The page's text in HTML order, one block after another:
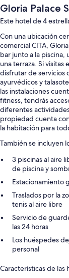
Gloria Palace
Este hotel de 4
Con una ubicación
comercial CITA,
bar junto a la
una terraza. Si visitas
disfrutar de servicios
ayurvédicos y
las instalaciones
fitness, tendrás
diferentes
propiedad cuenta
la habitación para
También se incluyen
3 piscinas al aire
de piscina y
Estacionamiento
Traslados por la
tenis al aire libre
Servicio de
las 24 horas
Los huéspedes
personal
Características de las